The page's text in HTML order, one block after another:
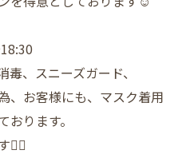
、スニーズガード、
、お客様にも、マスク着用
ります。
🙇‍♀️